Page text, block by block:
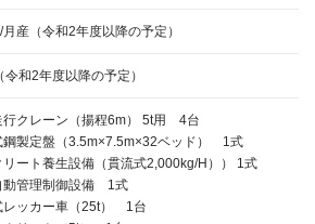
産（令和2年度以降の予定）
令和2年度以降の予定）
行クレーン（揚程6m） 5t用 4台
鋼製定盤（3.5m×7.5m×32ベッド） 1式
リート養生設備（貫流式2,000kg/H）） 1式
動管理制御設備 1式
レッカー車（25t） 1台